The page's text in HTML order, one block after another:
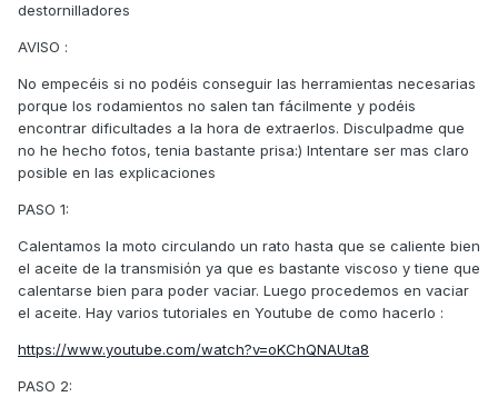
destornilladores
AVISO :
No empecéis si no podéis conseguir las herramientas necesarias
porque los rodamientos no salen tan fácilmente y podéis
encontrar dificultades a la hora de extraerlos. Disculpadme que
no he hecho fotos, tenia bastante prisa:) Intentare ser mas claro
posible en las explicaciones
PASO 1:
Calentamos la moto circulando un rato hasta que se caliente bien
el aceite de la transmisión ya que es bastante viscoso y tiene que
calentarse bien para poder vaciar. Luego procedemos en vaciar
el aceite. Hay varios tutoriales en Youtube de como hacerlo :
https://www.youtube.com/watch?v=oKChQNAUta8
PASO 2: